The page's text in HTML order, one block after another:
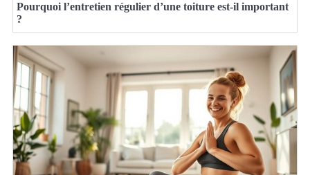
Pourquoi l’entretien régulier d’une toiture est-il important
?